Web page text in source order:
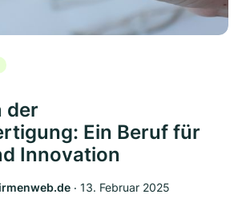
der
Ein Beruf für
Innovation
‧ 13. Februar 2025